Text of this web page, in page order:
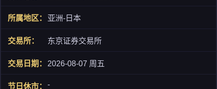
亚洲-日本
东京证券交易所
2026-08-07 周五
-